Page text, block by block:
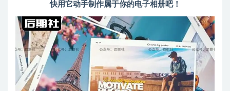
快用它动手制作属于你的电子相册吧！